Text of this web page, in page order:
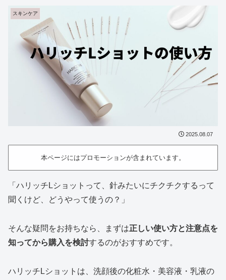
スキンケア
2025.08.07
本ページにはプロモーションが含まれています。
「ハリッチLショットって、針みたいにチクチクするって
聞くけど、どうやって使うの？」
そんな疑問をお持ちなら、まずは正しい使い方と注意点を
知ってから購入を検討するのがおすすめです。
ハリッチLショットは、洗顔後の化粧水・美容液・乳液の